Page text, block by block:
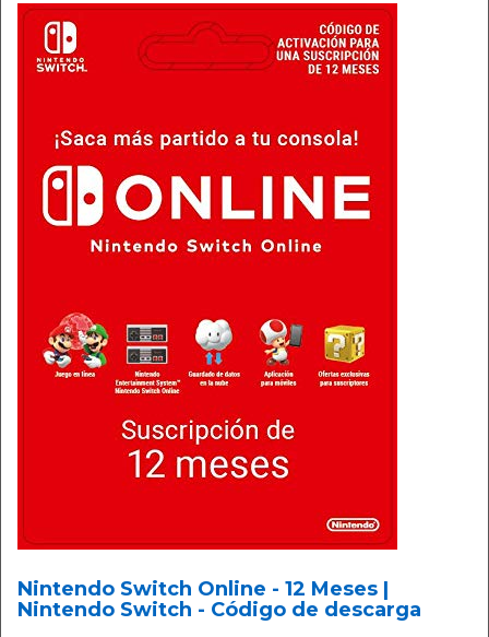
Nintendo Switch Online - 12 Meses |
Nintendo Switch - Código de descarga